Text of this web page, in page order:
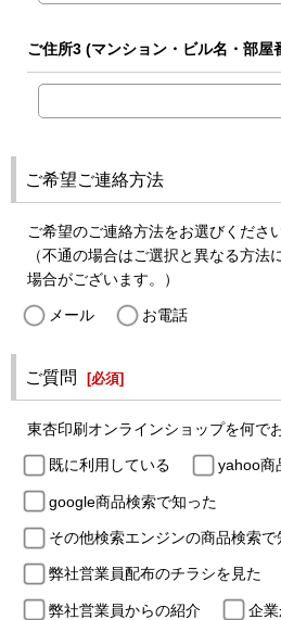
ご住所3 (マンション・ビル名・部屋
ご希望ご連絡方法
ご希望のご連絡方法をお選びください
（不通の場合はご選択と異なる方法
場合がございます。）
メール お電話
ご質問 [必須]
東杏印刷オンラインショップを何で
既に利用している yahoo商
google商品検索で知った
その他検索エンジンの商品検索で
弊社営業員配布のチラシを見た
弊社営業員からの紹介 企